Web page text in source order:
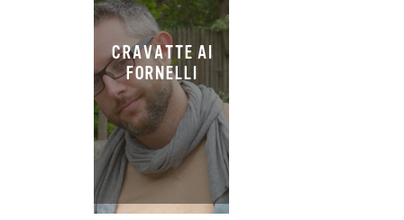
CRAVATTE AI
FORNELLI